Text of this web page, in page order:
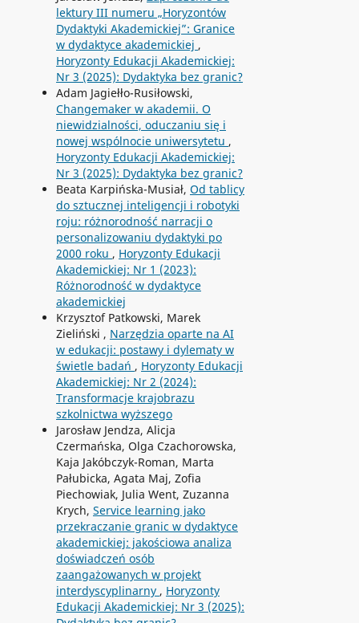
lektury III numeru „Horyzontów
Dydaktyki Akademickiej”: Granice
w dydaktyce akademickiej ,
Horyzonty Edukacji Akademickiej:
Nr 3 (2025): Dydaktyka bez granic?
Adam Jagiełło-Rusiłowski,
Changemaker w akademii. O
niewidzialności, oduczaniu się i
nowej wspólnocie uniwersytetu ,
Horyzonty Edukacji Akademickiej:
Nr 3 (2025): Dydaktyka bez granic?
Beata Karpińska-Musiał, Od tablicy
do sztucznej inteligencji i robotyki
roju: różnorodność narracji o
personalizowaniu dydaktyki po
2000 roku , Horyzonty Edukacji
Akademickiej: Nr 1 (2023):
Różnorodność w dydaktyce
akademickiej
Krzysztof Patkowski, Marek
Zieliński , Narzędzia oparte na AI
w edukacji: postawy i dylematy w
świetle badań , Horyzonty Edukacji
Akademickiej: Nr 2 (2024):
Transformacje krajobrazu
szkolnictwa wyższego
Jarosław Jendza, Alicja
Czermańska, Olga Czachorowska,
Kaja Jakóbczyk-Roman, Marta
Pałubicka, Agata Maj, Zofia
Piechowiak, Julia Went, Zuzanna
Krych, Service learning jako
przekraczanie granic w dydaktyce
akademickiej: jakościowa analiza
doświadczeń osób
zaangażowanych w projekt
interdyscyplinarny , Horyzonty
Edukacji Akademickiej: Nr 3 (2025):